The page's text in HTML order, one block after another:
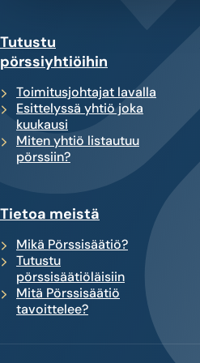
Tutustu
pörssiyhtiöihin
Toimitusjohtajat lavalla
Esittelyssä yhtiö joka
kuukausi
Miten yhtiö listautuu
pörssiin?
Tietoa meistä
Mikä Pörssisäätiö?
Tutustu
pörssisäätiöläisiin
Mitä Pörssisäätiö
tavoittelee?